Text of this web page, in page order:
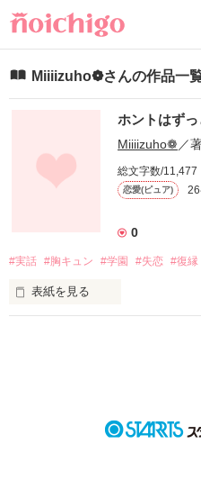
Miiiizuho❁さんの作品一
ホントはず
Miiiizuho❁ ／
総文字数/11,477
恋愛(ピュア)
0
#実話 #胸キュン #学園 #失恋 #復縁
表紙を見る
作品